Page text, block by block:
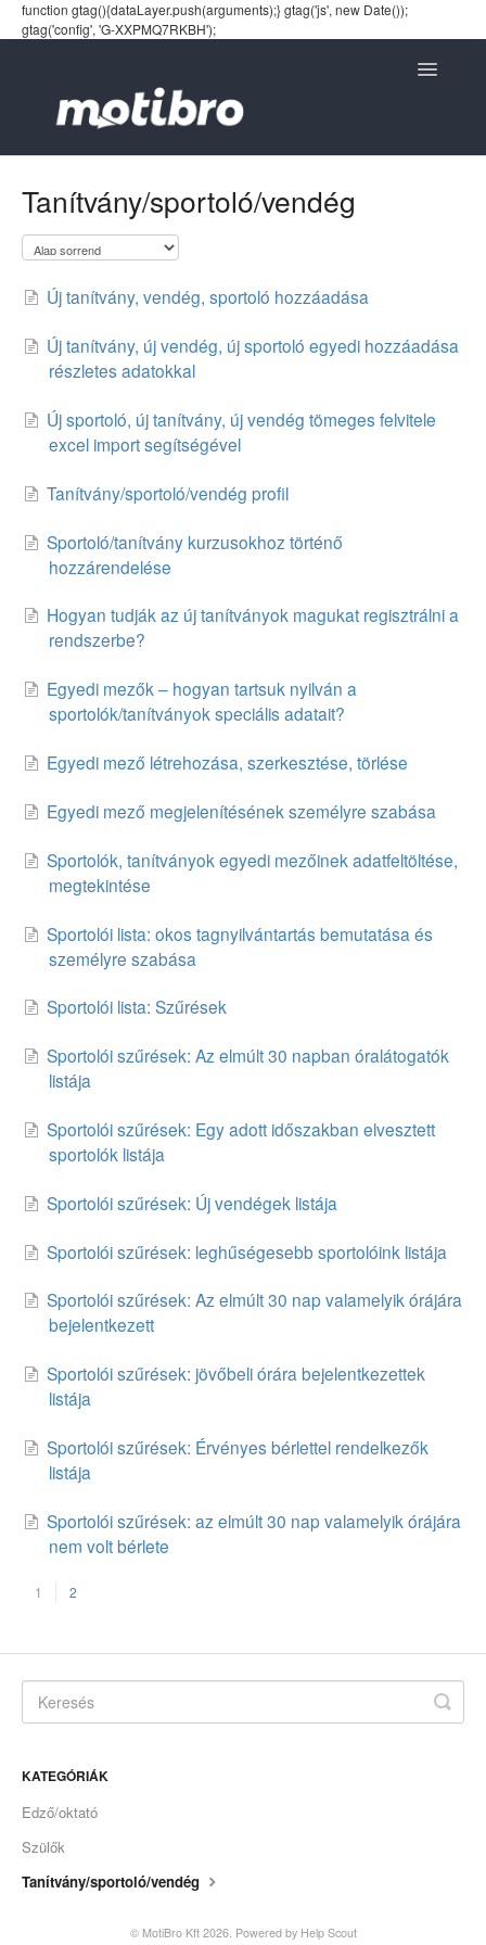
function gtag(){dataLayer.push(arguments);} gtag('js', new Date());
gtag('config', 'G-XXPMQ7RKBH');
Toggle
Tanítvány/sportoló/vendég
Új tanítvány, vendég, sportoló hozzáadása
Új tanítvány, új vendég, új sportoló egyedi hozzáadása
részletes adatokkal
Új sportoló, új tanítvány, új vendég tömeges felvitele
excel import segítségével
Tanítvány/sportoló/vendég profil
Sportoló/tanítvány kurzusokhoz történő
hozzárendelése
Hogyan tudják az új tanítványok magukat regisztrálni a
rendszerbe?
Egyedi mezők – hogyan tartsuk nyilván a
sportolók/tanítványok speciális adatait?
Egyedi mező létrehozása, szerkesztése, törlése
Egyedi mező megjelenítésének személyre szabása
Sportolók, tanítványok egyedi mezőinek adatfeltöltése,
megtekintése
Sportolói lista: okos tagnyilvántartás bemutatása és
személyre szabása
Sportolói lista: Szűrések
Sportolói szűrések: Az elmúlt 30 napban óralátogatók
listája
Sportolói szűrések: Egy adott időszakban elvesztett
sportolók listája
Sportolói szűrések: Új vendégek listája
Sportolói szűrések: leghűségesebb sportolóink listája
Sportolói szűrések: Az elmúlt 30 nap valamelyik órájára
bejelentkezett
Sportolói szűrések: jövőbeli órára bejelentkezettek
listája
Sportolói szűrések: Érvényes bérlettel rendelkezők
listája
Sportolói szűrések: az elmúlt 30 nap valamelyik órájára
nem volt bérlete
1 2
KATEGÓRIÁK
Edző/oktató
Szülők
Tanítvány/sportoló/vendég
© MotiBro Kft 2026. Powered by Help Scout